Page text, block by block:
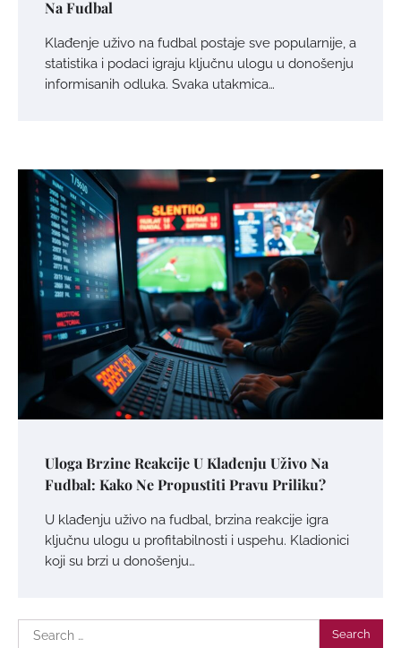
Na Fudbal
Klađenje uživo na fudbal postaje sve popularnije, a
statistika i podaci igraju ključnu ulogu u donošenju
informisanih odluka. Svaka utakmica…
Uloga Brzine Reakcije U Klađenju Uživo Na
Fudbal: Kako Ne Propustiti Pravu Priliku?
U klađenju uživo na fudbal, brzina reakcije igra
ključnu ulogu u profitabilnosti i uspehu. Kladionici
koji su brzi u donošenju…
Search